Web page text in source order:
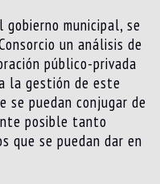
municipal, se
un análisis de
público-privada
la gestión de este
puedan conjugar de
posible tanto
que se puedan dar en